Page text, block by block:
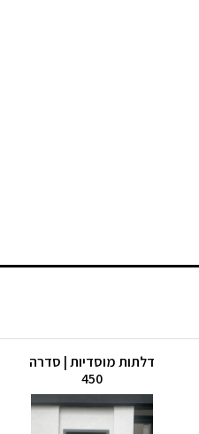
דלתות מוסדיות | סדרה
450